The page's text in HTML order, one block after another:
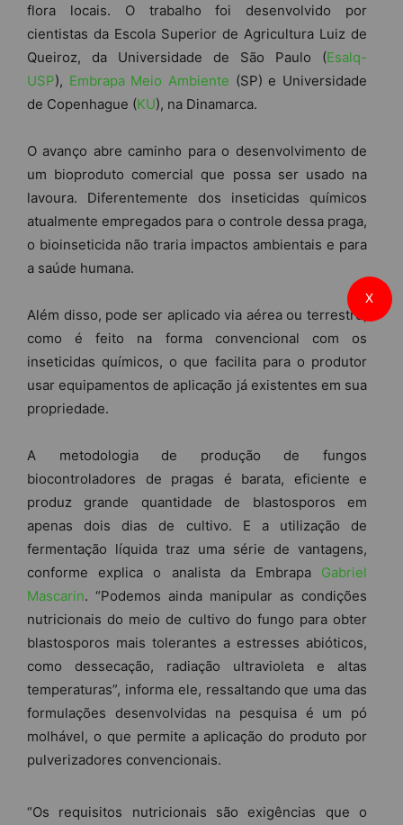
flora locais. O trabalho foi desenvolvido por
cientistas da Escola Superior de Agricultura Luiz de
Queiroz, da Universidade de São Paulo (Esalq-
USP), Embrapa Meio Ambiente (SP) e Universidade
de Copenhague (KU), na Dinamarca.
O avanço abre caminho para o desenvolvimento de
um bioproduto comercial que possa ser usado na
lavoura. Diferentemente dos inseticidas químicos
atualmente empregados para o controle dessa praga,
o bioinseticida não traria impactos ambientais e para
a saúde humana.
Além disso, pode ser aplicado via aérea ou terrestre,
como é feito na forma convencional com os
inseticidas químicos, o que facilita para o produtor
usar equipamentos de aplicação já existentes em sua
propriedade.
A metodologia de produção de fungos
biocontroladores de pragas é barata, eficiente e
produz grande quantidade de blastosporos em
apenas dois dias de cultivo. E a utilização de
fermentação líquida traz uma série de vantagens,
conforme explica o analista da Embrapa Gabriel
Mascarin. “Podemos ainda manipular as condições
nutricionais do meio de cultivo do fungo para obter
blastosporos mais tolerantes a estresses abióticos,
como dessecação, radiação ultravioleta e altas
temperaturas”, informa ele, ressaltando que uma das
formulações desenvolvidas na pesquisa é um pó
molhável, o que permite a aplicação do produto por
pulverizadores convencionais.
“Os requisitos nutricionais são exigências que o
X